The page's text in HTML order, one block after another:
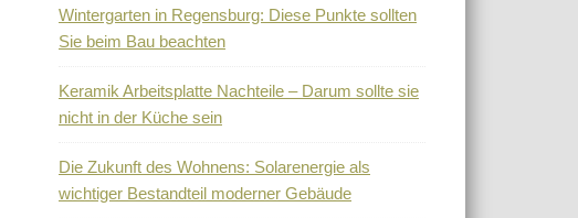
Wintergarten in Regensburg: Diese Punkte sollten
Sie beim Bau beachten
Keramik Arbeitsplatte Nachteile – Darum sollte sie
nicht in der Küche sein
Die Zukunft des Wohnens: Solarenergie als
wichtiger Bestandteil moderner Gebäude